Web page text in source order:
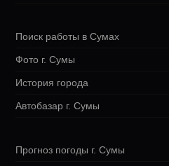
Поиск работы в Сумах
Фото г. Сумы
История города
Автобазар г. Сумы
Прогноз погоды г. Сумы